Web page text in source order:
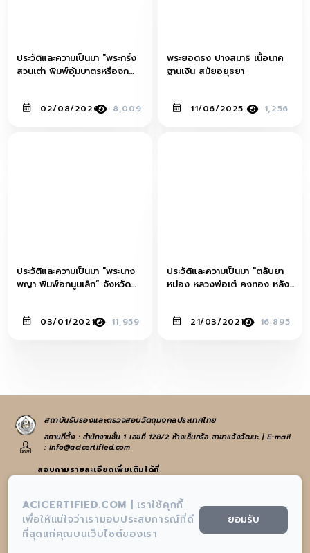
ประวัติและความเป็นมา "พระกริ่ง
สวนเต่า พิมพ์อุ้มบาตรหรือจก
02/08/2020 8,009
พระยอดธง ปางสมาธิ เนื้อนาค
ฐานเงิน สมัยอยุธยา
11/06/2025 1,256
ประวัติและความเป็นมา "พระนาง
พญา พิมพ์อกนูนเล็ก” จังหวัด
03/01/2021 11,959
ประวัติและความเป็นมา "ตลับยา
หม่อง หลวงพ่อเต๋ คงทอง หลัง
21/03/2021 16,895
สถาบันรับรองและตรวจสอบวัตถุมงคลประเทศไทย
สถานที่ตั้ง : สำนักงานชั้น 1 เลขที่ 128/2 ห้างเซ็นทรัล สาขาแจ้งวัฒนะ | E-mail
: info@acicertified.com
สอบถามรายละเอียดเพิ่มเติมได้ที่
:info@acicertified.com
:สถาบันรับรองและตรวจสอบวัตถุมงคลประเทศไทย-AIC
ACICERTIFIED.COM
เราใช้คุกกี้
เพื่อให้แน่ใจว่าเรามอบประสบการณ์ที่ดี
ที่สุดแก่คุณบนเว็บไซต์ของเรา
ยอมรับ